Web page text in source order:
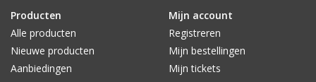
Producten
Alle producten
Nieuwe producten
Aanbiedingen
Mijn account
Registreren
Mijn bestellingen
Mijn tickets